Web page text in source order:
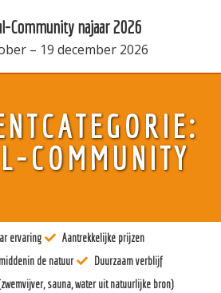
COMMUNITY
ervaring
Aantrekkelijke prijzen
de natuur
Duurzaam verblijf
sauna, water uit natuurlijke bron)
Community najaar 2026
– 19 december 2026